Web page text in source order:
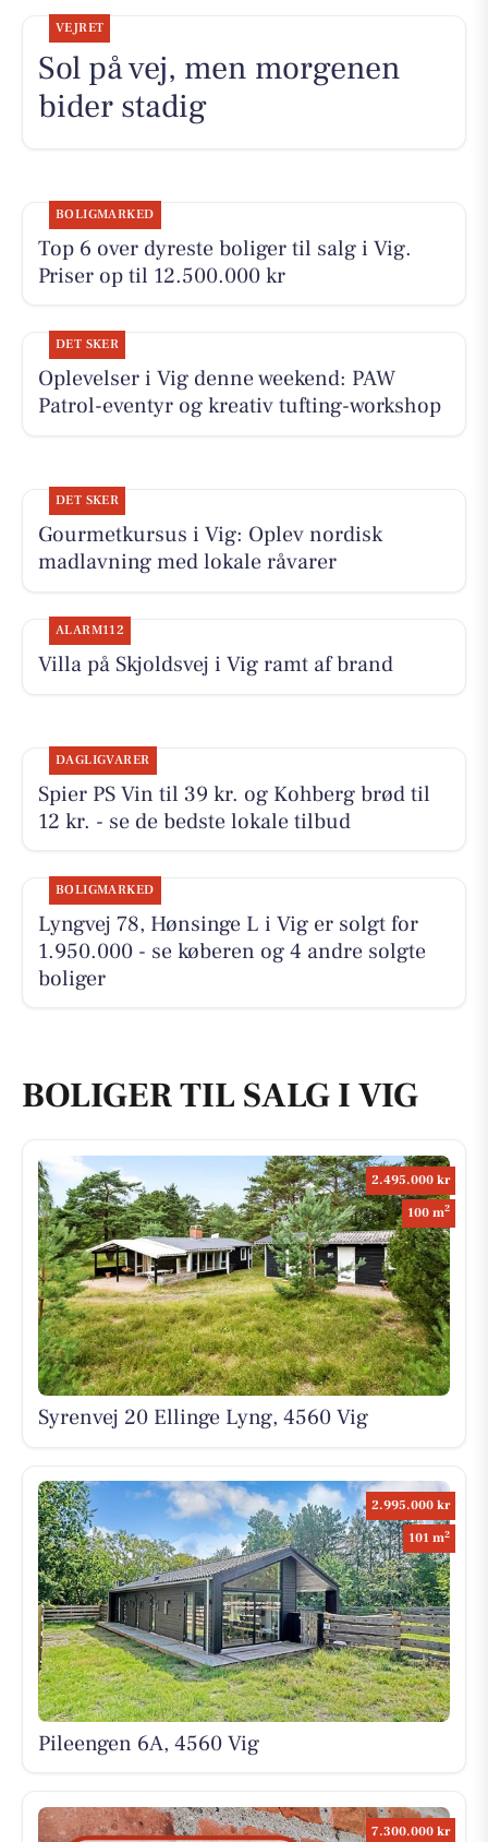
VEJRET
Sol på vej, men morgenen
bider stadig
BOLIGMARKED
Top 6 over dyreste boliger til salg i Vig.
Priser op til 12.500.000 kr
DET SKER
Oplevelser i Vig denne weekend: PAW
Patrol-eventyr og kreativ tufting-workshop
DET SKER
Gourmetkursus i Vig: Oplev nordisk
madlavning med lokale råvarer
ALARM112
Villa på Skjoldsvej i Vig ramt af brand
DAGLIGVARER
Spier PS Vin til 39 kr. og Kohberg brød til
12 kr. - se de bedste lokale tilbud
BOLIGMARKED
Lyngvej 78, Hønsinge L i Vig er solgt for
1.950.000 - se køberen og 4 andre solgte
boliger
BOLIGER TIL SALG I VIG
2.495.000 kr
100 m2
Syrenvej 20 Ellinge Lyng, 4560 Vig
2.995.000 kr
101 m2
Pileengen 6A, 4560 Vig
7.300.000 kr